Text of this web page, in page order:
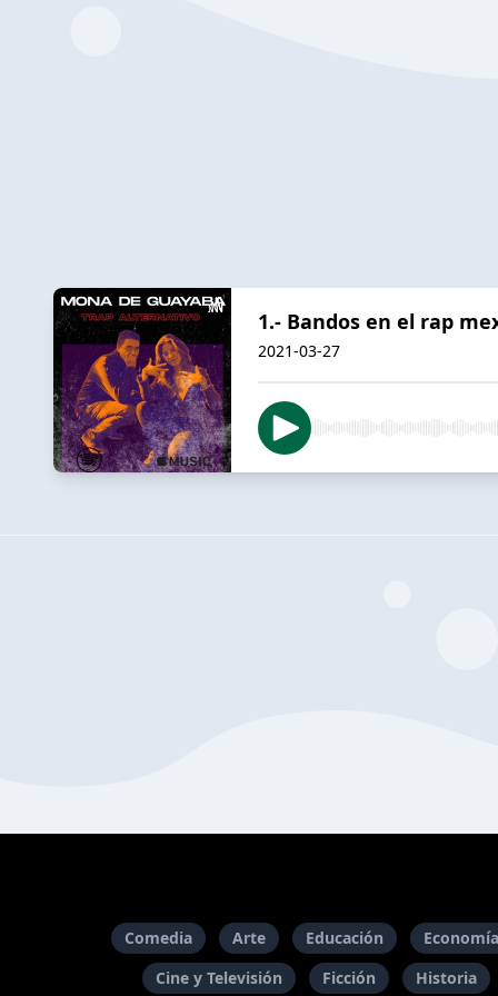
1.- Bandos en el rap
2021-03-27
Comedia Arte Educación
Cine y Televisión
Ficción Historia